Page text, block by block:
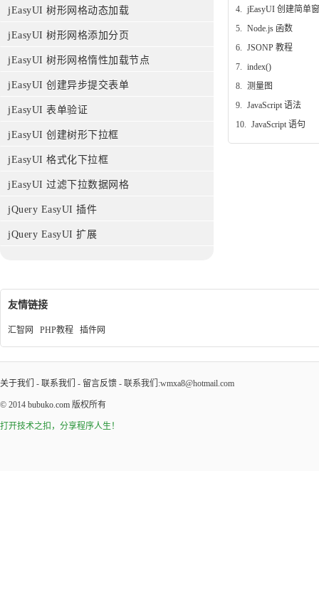
jEasyUI 树形网格动态加载
jEasyUI 树形网格添加分页
jEasyUI 树形网格惰性加载节点
jEasyUI 创建异步提交表单
jEasyUI 表单验证
jEasyUI 创建树形下拉框
jEasyUI 格式化下拉框
jEasyUI 过滤下拉数据网格
jQuery EasyUI 插件
jQuery EasyUI 扩展
4.
jEasyUI 创建简单
5.
Node.js 函数
6.
JSONP 教程
7.
index()
8.
测量图
9.
JavaScript 语法
10.
JavaScript 语句
友情链接
汇智网 PHP教程 插件网
关于我们 - 联系我们 - 留言反馈 - 联系我们:wmxa8@hotmail.com
© 2014 bubuko.com 版权所有
打开技术之扣，分享程序人生！